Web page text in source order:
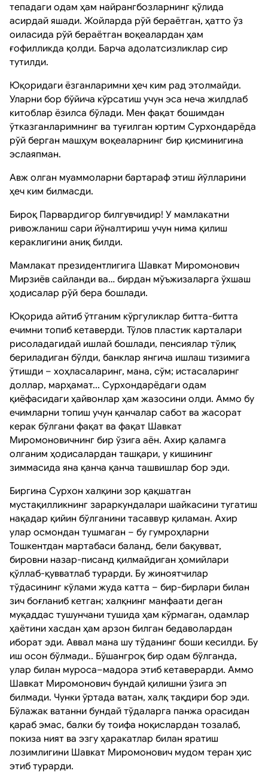
тепадаги одам ҳам найрангбозларнинг қўлида
асирдай яшади. Жойларда рўй бераётган, ҳатто ўз
оиласида рўй бераётган воқеалардан ҳам
ғофилликда қолди. Барча адолатсизликлар сир
тутилди.
Юқоридаги ёзганларимни ҳеч ким рад этолмайди.
Уларни бор бўйича кўрсатиш учун эса неча жилдлаб
китоблар ёзилса бўлади. Мен фақат бошимдан
ўтказганларимнинг ва туғилган юртим Сурхондарёда
рўй берган машҳум воқеаларнинг бир қисминигина
эслаяпман.
Авж олган муаммоларни бартараф этиш йўлларини
ҳеч ким билмасди.
Бироқ Парвардигор билгувчидир! У мамлакатни
ривожланиш сари йўналтириш учун нима қилиш
кераклигини аниқ билди.
Мамлакат президентлигига Шавкат Миромонович
Мирзиёв сайланди ва… бирдан мўъжизаларга ўхшаш
ҳодисалар рўй бера бошлади.
Юқорида айтиб ўтганим кўргуликлар битта-битта
ечимни топиб кетаверди. Тўлов пластик карталари
рисоладагидай ишлай бошлади, пенсиялар тўлиқ
бериладиган бўлди, банклар янгича ишлаш тизимига
ўтишди – хоҳласаларинг, мана, сўм; истасаларинг
доллар, марҳамат... Сурхондарёдаги одам
қиёфасидаги ҳайвонлар ҳам жазосини олди. Аммо бу
ечимларни топиш учун қанчалар сабот ва жасорат
керак бўлгани фақат ва фақат Шавкат
Миромоновичнинг бир ўзига аён. Ахир қаламга
олганим ҳодисалардан ташқари, у кишининг
зиммасида яна қанча қанча ташвишлар бор эди.
Биргина Сурхон халқини зор қақшатган
мустақилликнинг зараркундалари шайкасини тугатиш
нақадар қийин бўлганини тасаввур қиламан. Ахир
улар осмондан тушмаган – бу гумроҳларни
Тошкентдан мартабаси баланд, бели бақувват,
бировни назар-писанд қилмайдиган ҳомийлари
қўллаб-қувватлаб турарди. Бу жиноятчилар
тўдасининг кўлами жуда катта – бир-бирлари билан
зич боғланиб кетган; халқнинг манфаати деган
муқаддас тушунчани тушида ҳам кўрмаган, одамлар
ҳаётини хасдан ҳам арзон билган бедаволардан
иборат эди. Аввал мана шу тўданинг боши кесилди. Бу
иш осон бўлмади.. Бўшангроқ бир одам бўлганда,
улар билан муроса–мадора этиб кетаверарди. Аммо
Шавкат Миромонович бундай қилишни ўзига эп
билмади. Чунки ўртада ватан, халқ тақдири бор эди.
Бўлажак ватанни бундай тўдаларга панжа орасидан
қараб эмас, балки бу тоифа ноқислардан тозалаб,
покиза ният ва эзгу ҳаракатлар билан яратиш
лозимлигини Шавкат Миромонович мудом теран ҳис
этиб турарди.